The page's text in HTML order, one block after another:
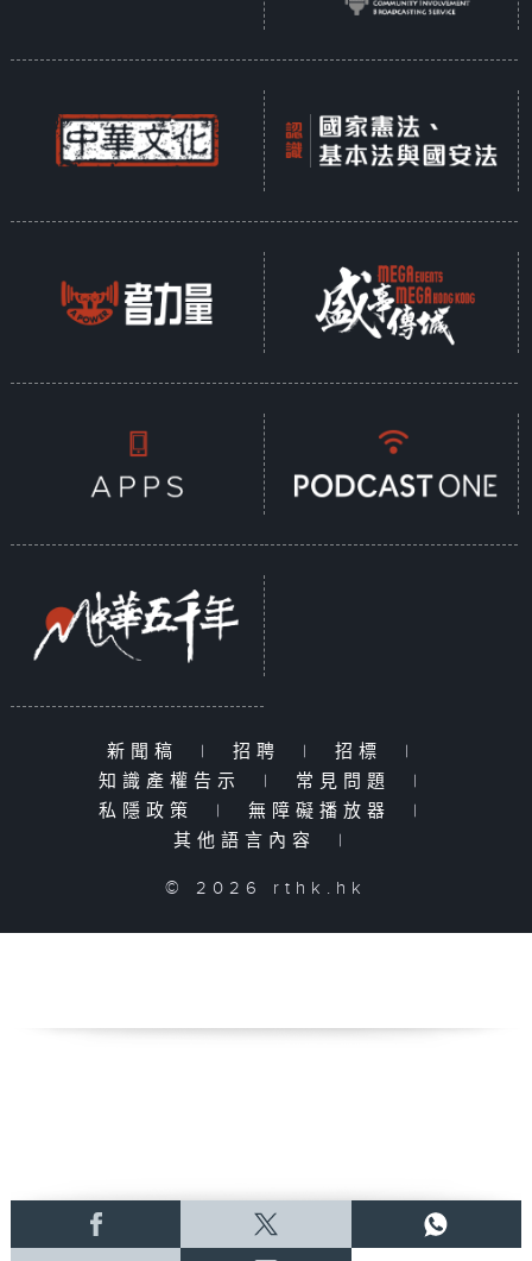
新聞稿 | 招聘 | 招標
|
知識產權告示
| 常見問題
|
私隱政策
| 無障礙播放器
|
其他語言內容
|
© 2026 rthk.hk